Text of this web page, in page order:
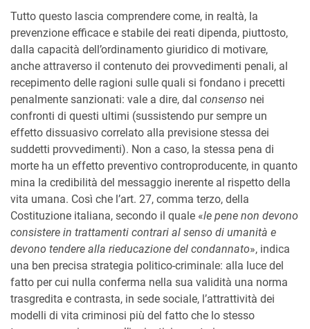
Tutto questo lascia comprendere come, in realtà, la
prevenzione efficace e stabile dei reati dipenda, piuttosto,
dalla capacità dell’ordinamento giuridico di motivare,
anche attraverso il contenuto dei provvedimenti penali, al
recepimento delle ragioni sulle quali si fondano i precetti
penalmente sanzionati: vale a dire, dal consenso nei
confronti di questi ultimi (sussistendo pur sempre un
effetto dissuasivo correlato alla previsione stessa dei
suddetti provvedimenti). Non a caso, la stessa pena di
morte ha un effetto preventivo controproducente, in quanto
mina la credibilità del messaggio inerente al rispetto della
vita umana. Così che l’art. 27, comma terzo, della
Costituzione italiana, secondo il quale «le pene non devono
consistere in trattamenti contrari al senso di umanità e
devono tendere alla rieducazione del condannato», indica
una ben precisa strategia politico-criminale: alla luce del
fatto per cui nulla conferma nella sua validità una norma
trasgredita e contrasta, in sede sociale, l’attrattività dei
modelli di vita criminosi più del fatto che lo stesso